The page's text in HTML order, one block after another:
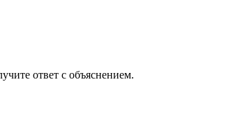
ответ с объяснением.